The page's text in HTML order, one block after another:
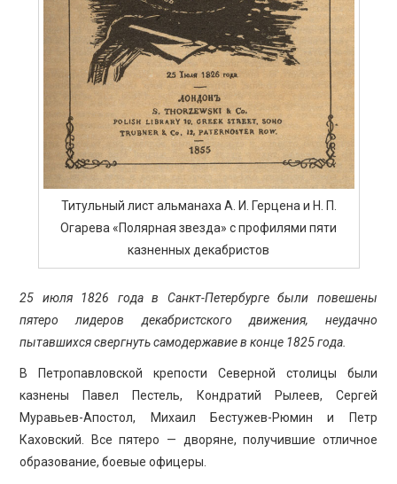
Титульный лист альманаха А. И. Герцена и Н. П.
Огарева «Полярная звезда» с профилями пяти
казненных декабристов
25 июля 1826 года в Санкт-Петербурге были повешены
пятеро лидеров декабристского движения, неудачно
пытавшихся свергнуть самодержавие в конце 1825 года.
В Петропавловской крепости Северной столицы были
казнены Павел Пестель, Кондратий Рылеев, Сергей
Муравьев-Апостол, Михаил Бестужев-Рюмин и Петр
Каховский. Все пятеро — дворяне, получившие отличное
образование, боевые офицеры.